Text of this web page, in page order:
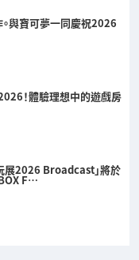
。與寶可夢一同慶祝2026
！體驗理想中的遊戲房
展2026 Broadcast」將於
F…